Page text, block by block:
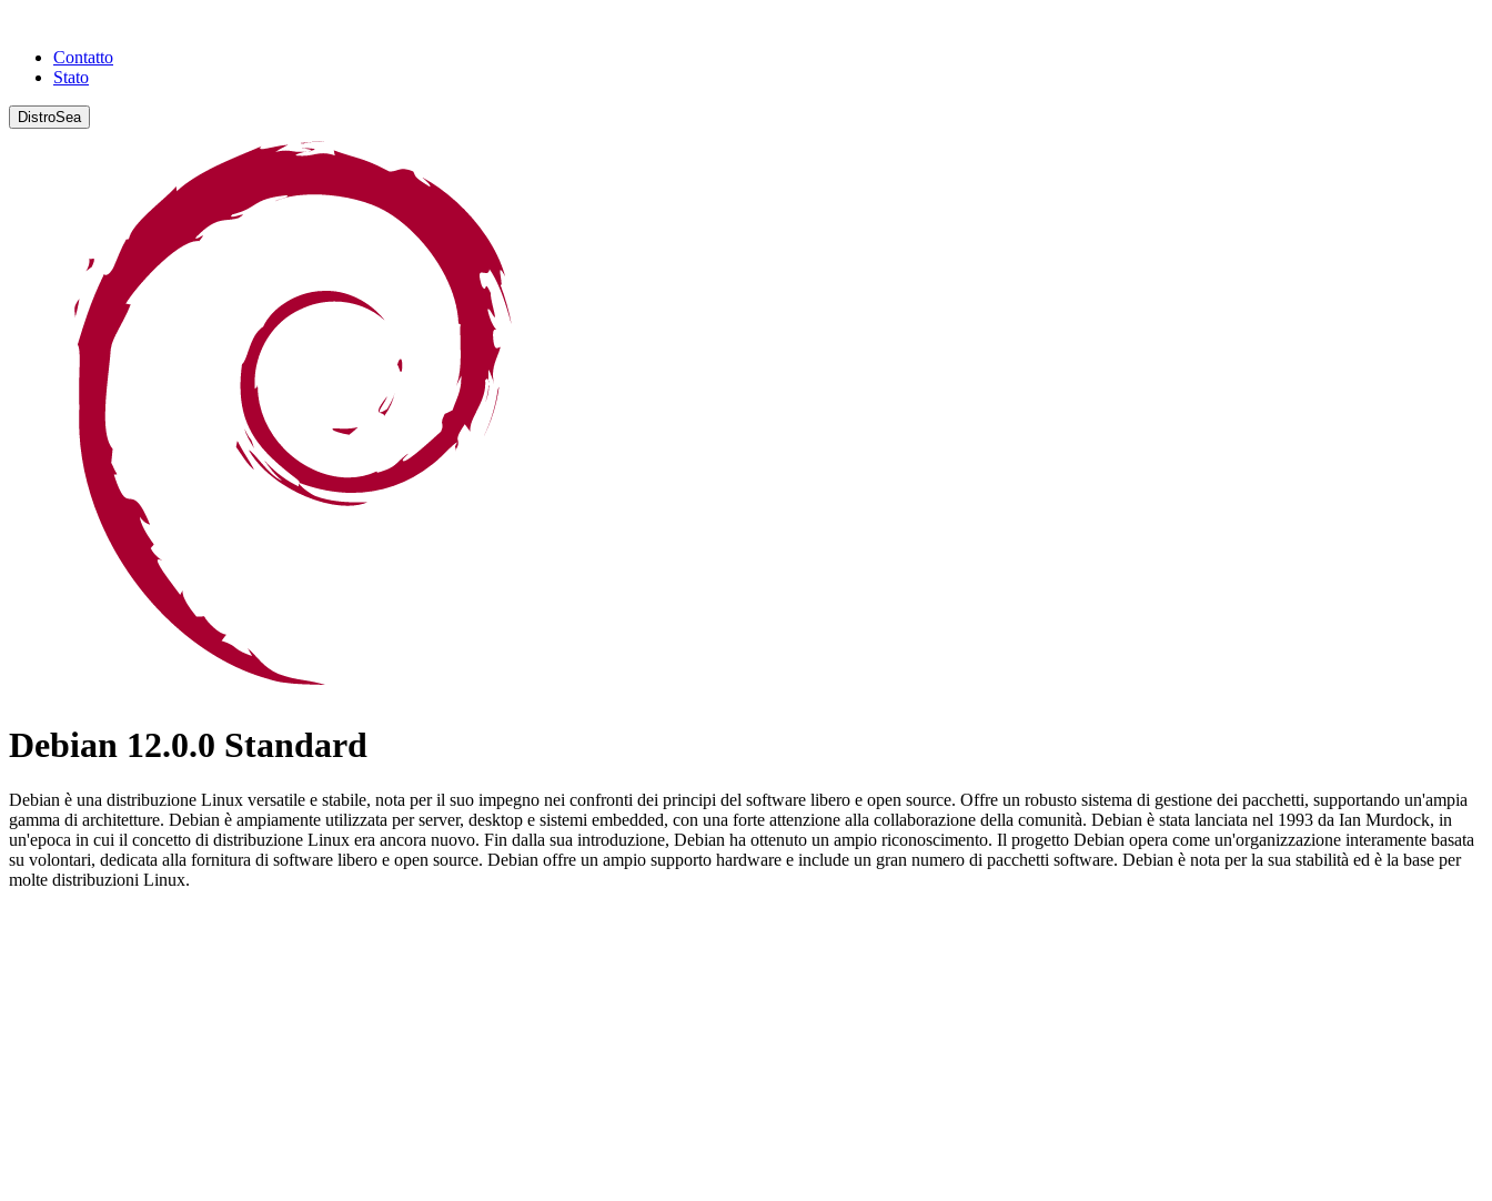
Contatto
Stato
DistroSea
Debian 12.0.0 Standard
Debian è una distribuzione Linux versatile e stabile, nota per il suo impegno nei confronti dei principi del software libero e open source. Offre un robusto sistema di gestione dei pacchetti, supportando un'ampia
gamma di architetture. Debian è ampiamente utilizzata per server, desktop e sistemi embedded, con una forte attenzione alla collaborazione della comunità. Debian è stata lanciata nel 1993 da Ian Murdock, in
un'epoca in cui il concetto di distribuzione Linux era ancora nuovo. Fin dalla sua introduzione, Debian ha ottenuto un ampio riconoscimento. Il progetto Debian opera come un'organizzazione interamente basata
su volontari, dedicata alla fornitura di software libero e open source. Debian offre un ampio supporto hardware e include un gran numero di pacchetti software. Debian è nota per la sua stabilità ed è la base per
molte distribuzioni Linux.